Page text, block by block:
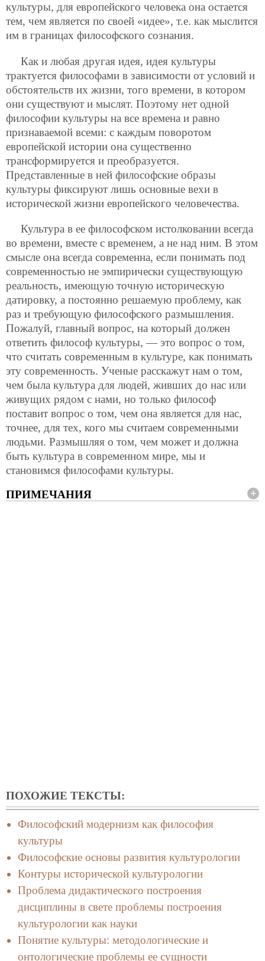
культуры, для европейского человека она остается
тем, чем является по своей «идее», т.е. как мыслится
им в границах философского сознания.
Как и любая другая идея, идея культуры
трактуется философами в зависимости от условий и
обстоятельств их жизни, того времени, в котором
они существуют и мыслят. Поэтому нет одной
философии культуры на все времена и равно
признаваемой всеми: с каждым поворотом
европейской истории она существенно
трансформируется и преобразуется.
Представленные в ней философские образы
культуры фиксируют лишь основные вехи в
исторической жизни европейского человечества.
Культура в ее философском истолковании всегда
во времени, вместе с временем, а не над ним. В этом
смысле она всегда современна, если понимать под
современностью не эмпирически существующую
реальность, имеющую точную историческую
датировку, а постоянно решаемую проблему, как
раз и требующую философского размышления.
Пожалуй, главный вопрос, на который должен
ответить философ культуры, — это вопрос о том,
что считать современным в культуре, как понимать
эту современность. Ученые расскажут нам о том,
чем была культура для людей, живших до нас или
живущих рядом с нами, но только философ
поставит вопрос о том, чем она является для нас,
точнее, для тех, кого мы считаем современными
людьми. Размышляя о том, чем может и должна
быть культура в современном мире, мы и
становимся философами культуры.
ПРИМЕЧАНИЯ
ПОХОЖИЕ ТЕКСТЫ:
Философский модернизм как философия
культуры
Философские основы развития культурологии
Контуры исторической культурологии
Проблема дидактического построения
дисциплины в свете проблемы построения
культурологии как науки
Понятие культуры: методологические и
онтологические проблемы ее сущности